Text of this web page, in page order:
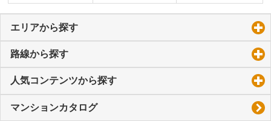
エリアから探す
路線から探す
人気コンテンツから探す
マンションカタログ